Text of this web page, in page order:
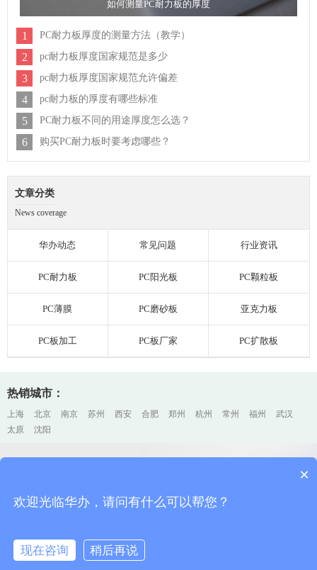
如何测量PC耐力板的厚度
1 PC耐力板厚度的测量方法（教学）
2 pc耐力板厚度国家规范是多少
3 pc耐力板厚度国家规范允许偏差
4 pc耐力板的厚度有哪些标准
5 PC耐力板不同的用途厚度怎么选？
6 购买PC耐力板时要考虑哪些？
文章分类
News coverage
华办动态 常见问题 行业资讯
PC耐力板 PC阳光板 PC颗粒板
PC薄膜 PC磨砂板 亚克力板
PC板加工 PC板厂家 PC扩散板
热销城市：
上海 北京 南京 苏州 西安 合肥 郑州 杭州 常州 福州
武汉
太原
沈阳
欢迎咨询华办，您的每一个电话、邮件、留言，我们都会认真对待
×
欢迎光临华办，请问有什么可以帮您？
现在咨询 稍后再说